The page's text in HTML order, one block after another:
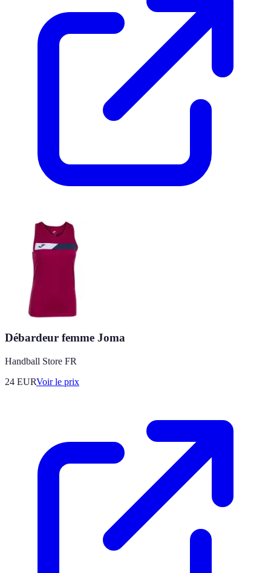
Débardeur femme Joma
Handball Store FR
24 EURVoir le prix